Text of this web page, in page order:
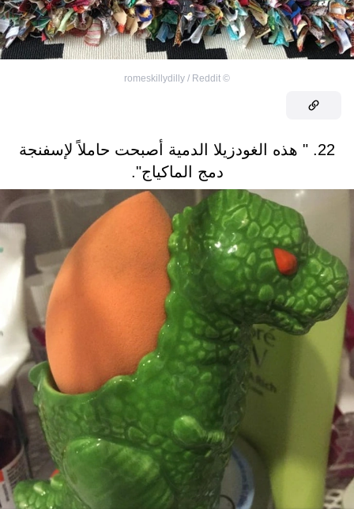
©
romeskillydilly / Reddit
22. " هذه الغودزيلا الدمية أصبحت حاملاً لإسفنجة
دمج الماكياج".